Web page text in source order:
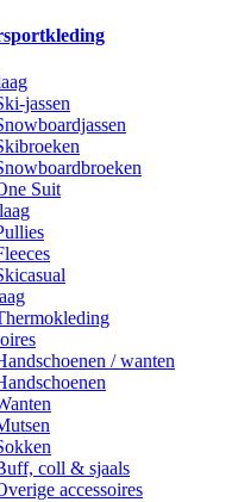
jassen
Suit
/ wanten
coll & sjaals
accessoires